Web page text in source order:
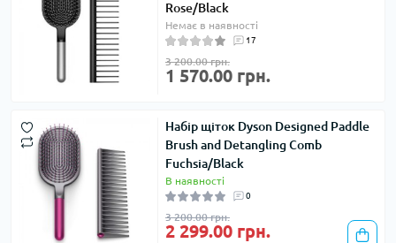
Rose/Black
Немає в наявності
17
3 200.00 грн.
1 570.00 грн.
Набір щіток Dyson Designed Paddle
Brush and Detangling Comb
Fuchsia/Black
В наявності
0
3 200.00 грн.
2 299.00 грн.